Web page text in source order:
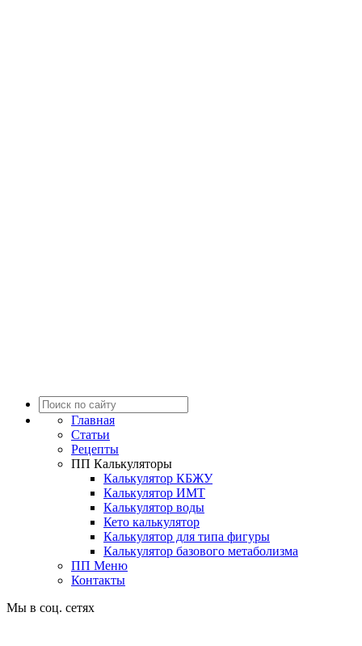
Главная
Статьи
Рецепты
ПП Калькуляторы
Калькулятор КБЖУ
Калькулятор ИМТ
Калькулятор воды
Кето калькулятор
Калькулятор для типа фигуры
Калькулятор базового метаболизма
ПП Меню
Контакты
Мы в соц. сетях